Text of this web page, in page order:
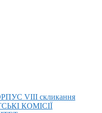
VIІI скликання
КОМІСІЇ